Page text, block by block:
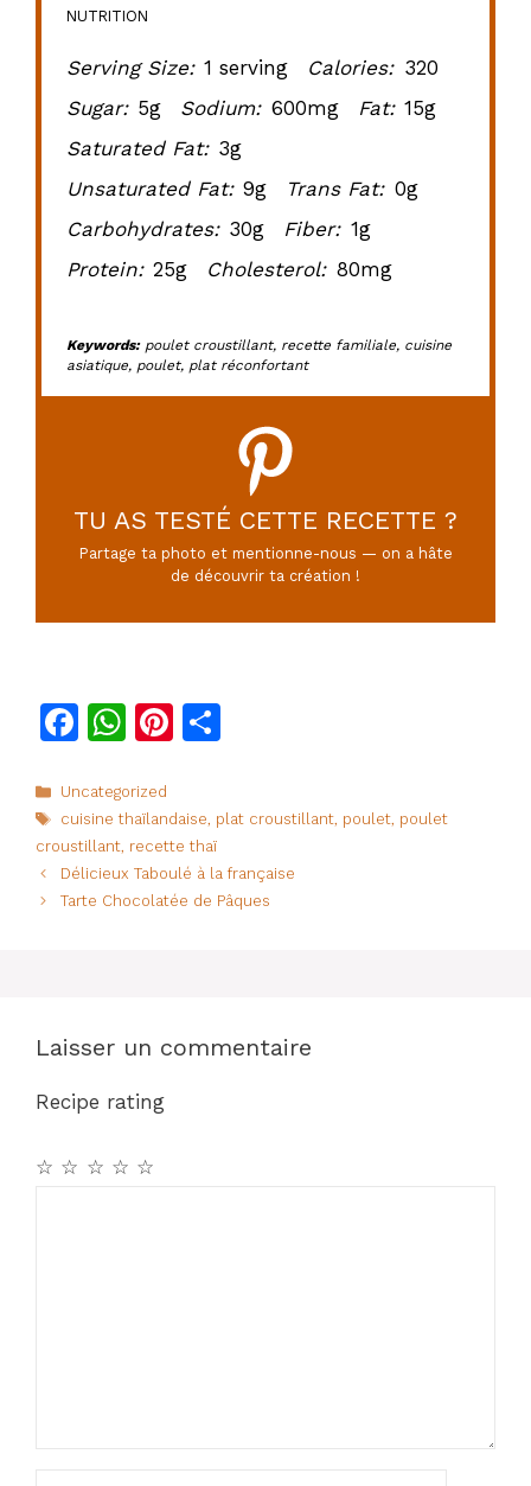
NUTRITION
Serving Size: 1 serving Calories: 320
Sugar: 5g Sodium: 600mg Fat: 15g
Saturated Fat: 3g
Unsaturated Fat: 9g Trans Fat: 0g
Carbohydrates: 30g Fiber: 1g
Protein: 25g Cholesterol: 80mg
Keywords:poulet croustillant, recette familiale, cuisine
asiatique, poulet, plat réconfortant
TU AS TESTÉ CETTE RECETTE ?
Partage ta photo et mentionne-nous — on a hâte
de découvrir ta création !
F
c
e
b
o
W
at
s
A
p
Pi
re
st
g
er
Catégories
Uncategorized
Étiquettes
cuisine thaïlandaise, plat croustillant, poulet, poulet
croustillant, recette thaï
Délicieux Taboulé à la française
Tarte Chocolatée de Pâques
Laisser un commentaire
Recipe rating
☆
☆
☆
☆
☆